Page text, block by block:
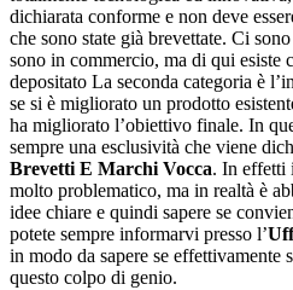
dichiarata conforme e non deve
che sono state già brevettate. Ci
sono in commercio, ma di qui esiste
depositato La seconda categoria è
se si è migliorato un prodotto
ha migliorato l’obiettivo finale. In
sempre una esclusività che viene
Brevetti E Marchi Vocca. In effetti
molto problematico, ma in realtà è
idee chiare e quindi sapere se
potete sempre informarvi presso l’
in modo da sapere se effettivamente
questo colpo di genio.